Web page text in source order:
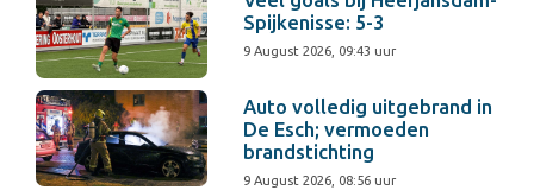
Spijkenisse: 5-3
9 August 2026, 09:43 uur
Auto volledig uitgebrand in
De Esch; vermoeden
brandstichting
9 August 2026, 08:56 uur